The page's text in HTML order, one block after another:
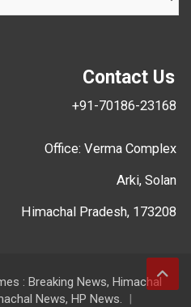
Contact Us
+91-70186-23168
Office: Verma Complex
Arki, Solan
Himachal Pradesh, 173208
: Breaking News, Himachal
News, HP News.